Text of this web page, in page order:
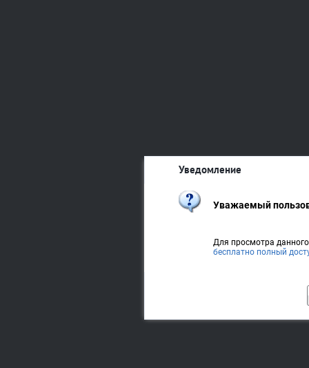
Уведомление
Уважаемый
Для просмотра
бесплатно полный